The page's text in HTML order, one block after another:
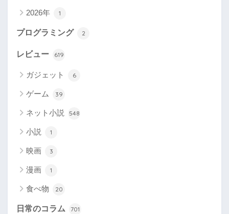
2026年 1
プログラミング 2
レビュー 619
ガジェット 6
ゲーム 39
ネット小説 548
小説 1
映画 3
漫画 1
食べ物 20
日常のコラム 701